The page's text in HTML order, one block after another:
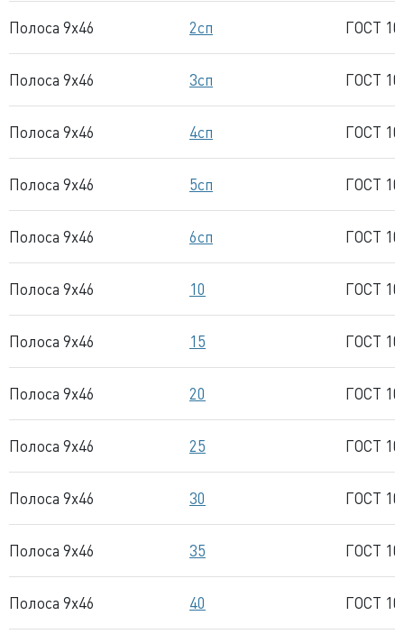
Полоса 9x46 2сп ГОСТ
Полоса 9x46 3сп ГОСТ
Полоса 9x46 4сп ГОСТ
Полоса 9x46 5сп ГОСТ
Полоса 9x46 6сп ГОСТ
Полоса 9x46 10 ГОСТ
Полоса 9x46 15 ГОСТ
Полоса 9x46 20 ГОСТ
Полоса 9x46 25 ГОСТ
Полоса 9x46 30 ГОСТ
Полоса 9x46 35 ГОСТ
Полоса 9x46 40 ГОСТ